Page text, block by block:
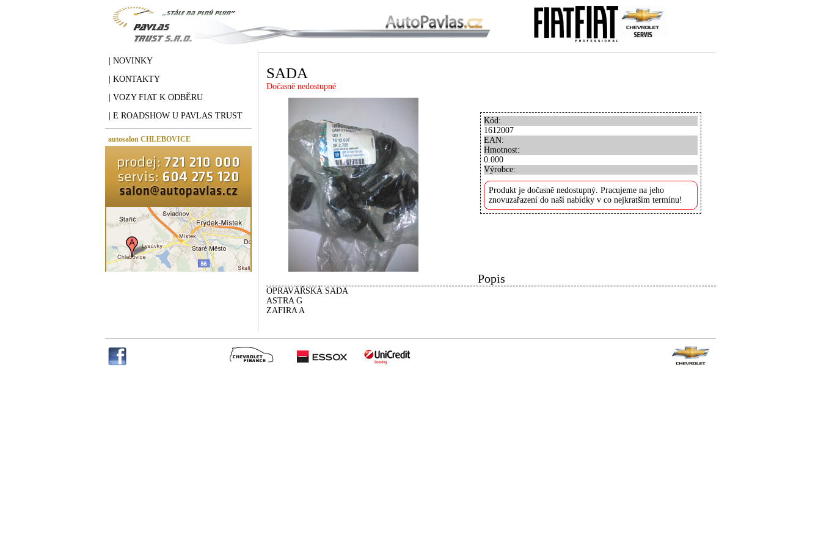
| NOVINKY
| KONTAKTY
| VOZY FIAT K ODBĚRU
| E ROADSHOW U PAVLAS TRUST
autosalon CHLEBOVICE
SADA
Dočasně nedostupné
Kód:
1612007
EAN:
Hmotnost:
0.000
Výrobce:
Produkt je dočasně nedostupný. Pracujeme na jeho
znovuzařazení do naší nabídky v co nejkratším termínu!
Popis
OPRAVÁŘSKÁ SADA
ASTRA G
ZAFIRA A